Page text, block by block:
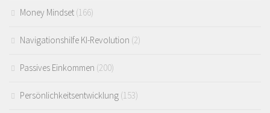
Money Mindset (166)
Navigationshilfe KI-Revolution (2)
Passives Einkommen (200)
Persönlichkeitsentwicklung (153)